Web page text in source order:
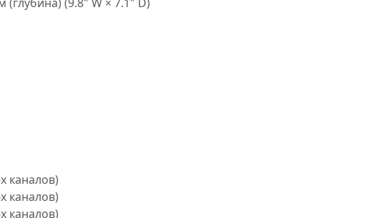
каналов)
каналов)
каналов)